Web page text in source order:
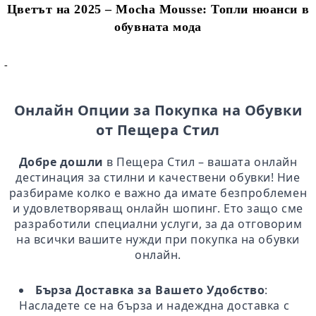
Цветът на 2025 – Mocha Mousse: Топли нюанси в
обувната мода
-
Онлайн Опции за Покупка на Обувки
от Пещера Стил
Добре дошли в Пещера Стил – вашата онлайн
дестинация за стилни и качествени обувки! Ние
разбираме колко е важно да имате безпроблемен
и удовлетворяващ онлайн шопинг. Ето защо сме
разработили специални услуги, за да отговорим
на всички вашите нужди при покупка на обувки
онлайн.
Бърза Доставка за Вашето Удобство:
Насладете се на бърза и надеждна доставка с